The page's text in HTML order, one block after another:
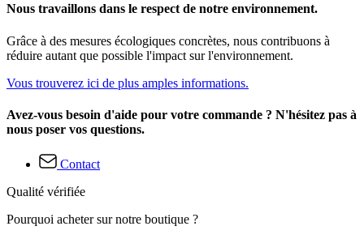
Nous travaillons dans le respect de notre environnement.
Grâce à des mesures écologiques concrètes, nous contribuons à
réduire autant que possible l'impact sur l'environnement.
Vous trouverez ici de plus amples informations.
Avez-vous besoin d'aide pour votre commande ? N'hésitez pas à
nous poser vos questions.
Contact
Qualité vérifiée
Pourquoi acheter sur notre boutique ?